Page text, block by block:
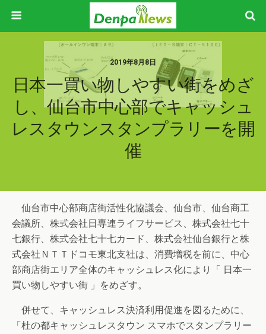
2019年8月8日
日本一買い物しやすい街をめざ
し、仙台市中心部でキャッシュ
レスタウンスタンプラリーを開
催
仙台市中心部商店街活性化協議会、仙台市、仙台商工
会議所、株式会社日専連ライフサービス、株式会社七十
七銀行、株式会社七十七カード、株式会社仙台銀行と株
式会社ＮＴＴドコモ東北支社は、消費増税を前に、中心
部商店街エリア全体のキャッシュレス化により「 日本一
買い物しやすい街 」をめざす。
併せて、キャッシュレス決済利用促進を図るために、
「杜の都キャッシュレスタウン スマホでスタンプラリー